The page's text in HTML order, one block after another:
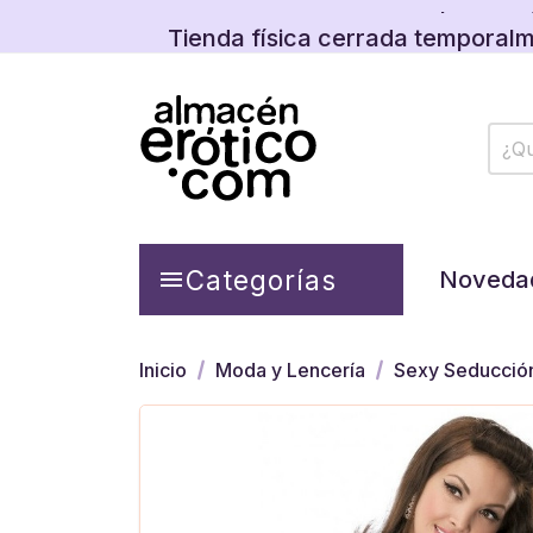
Tienda física cerrada
Descubre las
Categorías
Inicio Moda y Lencería Sexy